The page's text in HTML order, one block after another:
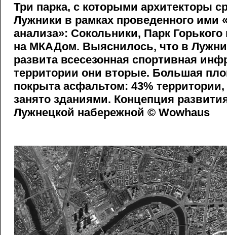
Три парка, с которыми архитекторы
Лужники в рамках проведенного ими
анализа»: Сокольники, Парк
на МКАДом. Выяснилось, что в
развита всесезонная спортивная
территории они вторые. Большая
покрыта асфальтом: 43% территории,
занято зданиями. Концепция
Лужнецкой набережной © Wowhaus